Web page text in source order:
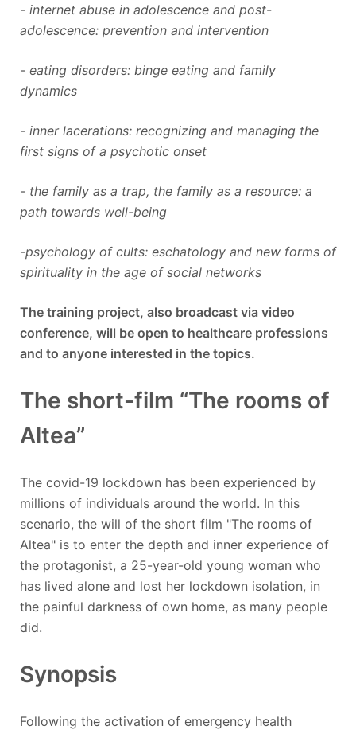
- internet abuse in adolescence and post-
adolescence: prevention and intervention
- eating disorders: binge eating and family
dynamics
- inner lacerations: recognizing and managing the
first signs of a psychotic onset
- the family as a trap, the family as a resource: a
path towards well-being
-psychology of cults: eschatology and new forms of
spirituality in the age of social networks
The training project, also broadcast via video
conference, will be open to healthcare professions
and to anyone interested in the topics.
The short-film “The rooms of
Altea”
The covid-19 lockdown has been experienced by
millions of individuals around the world. In this
scenario, the will of the short film "The rooms of
Altea" is to enter the depth and inner experience of
the protagonist, a 25-year-old young woman who
has lived alone and lost her lockdown isolation, in
the painful darkness of own home, as many people
did.
Synopsis
Following the activation of emergency health